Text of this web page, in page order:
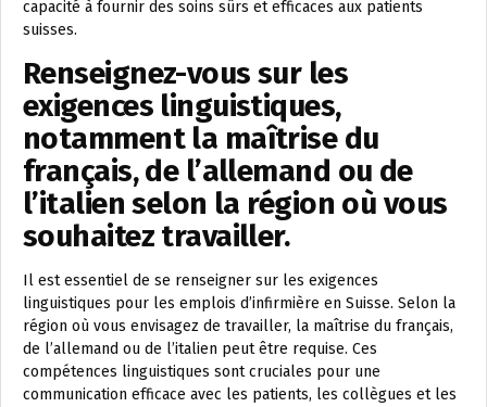
capacité à fournir des soins sûrs et efficaces aux patients
suisses.
Renseignez-vous sur les
exigences linguistiques,
notamment la maîtrise du
français, de l’allemand ou de
l’italien selon la région où vous
souhaitez travailler.
Il est essentiel de se renseigner sur les exigences
linguistiques pour les emplois d’infirmière en Suisse. Selon la
région où vous envisagez de travailler, la maîtrise du français,
de l’allemand ou de l’italien peut être requise. Ces
compétences linguistiques sont cruciales pour une
communication efficace avec les patients, les collègues et les